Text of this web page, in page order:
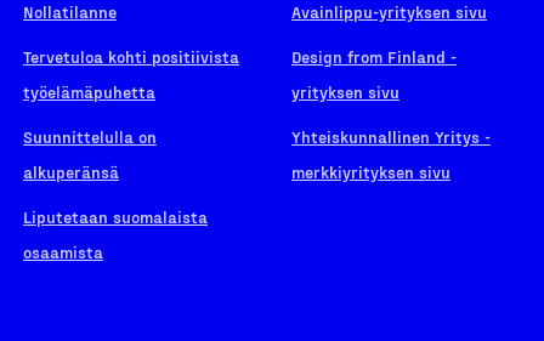
Nollatilanne
Tervetuloa kohti positiivista
työelämäpuhetta
Suunnittelulla on
alkuperänsä
Liputetaan suomalaista
osaamista
Avainlippu-yrityksen sivu
Design from Finland -
yrityksen sivu
Yhteiskunnallinen Yritys -
merkkiyrityksen sivu